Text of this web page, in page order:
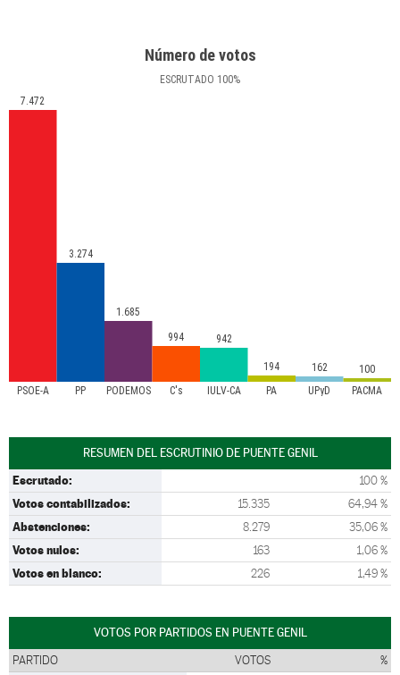
Número de votos
ESCRUTADO 100%
PSOE-A PP PODEMOS C's IULV-CA PA UPyD PACMA
7.472
3.274
1.685
994
942
194 162 100
RESUMEN DEL ESCRUTINIO DE PUENTE GENIL
Escrutado: 100 %
Votos contabilizados: 15.335 64,94 %
Abstenciones: 8.279 35,06 %
Votos nulos: 163 1,06 %
Votos en blanco: 226 1,49 %
VOTOS POR PARTIDOS EN PUENTE GENIL
PARTIDO VOTOS %